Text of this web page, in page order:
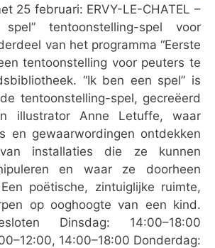
25 februari: ERVY-LE-CHATEL –
tentoonstelling-spel voor
van het programma “Eerste
tentoonstelling voor peuters te
“Ik ben een spel” is
tentoonstelling-spel, gecreëerd
illustrator Anne Letuffe, waar
en gewaarwordingen ontdekken
installaties die ze kunnen
en waar ze doorheen
poëtische, zintuiglijke ruimte,
op ooghoogte van een kind.
Dinsdag: 14:00–18:00
14:00–18:00 Donderdag: